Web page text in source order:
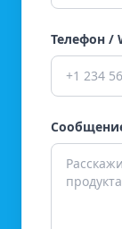
Телефон /